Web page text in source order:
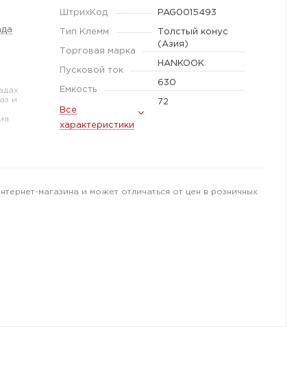
и
ШтрихКод PAG0015493
Тип Клемм
Толстый конус
(Азия)
Торговая марка
HANKOOK
Пусковой ток
630
Емкость
72
Все
характеристики
магазина и может отличаться от цен в розничных